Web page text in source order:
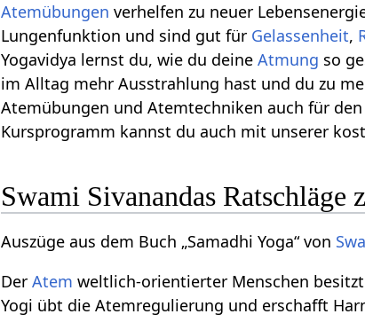
Atemübungen verhelfen zu neuer
Lungenfunktion und sind gut für Gelassenheit,
Yogavidya lernst du, wie du deineAtmung so
im Alltag mehr Ausstrahlung hast und du zu
Atemübungen und Atemtechniken auch für
Kursprogramm kannst du auch mit unserer
Swami Sivanandas Ratschläge
Auszüge aus dem Buch „Samadhi Yoga“ von
DerAtem weltlich-orientierter Menschen
Yogi übt die Atemregulierung und erschafft